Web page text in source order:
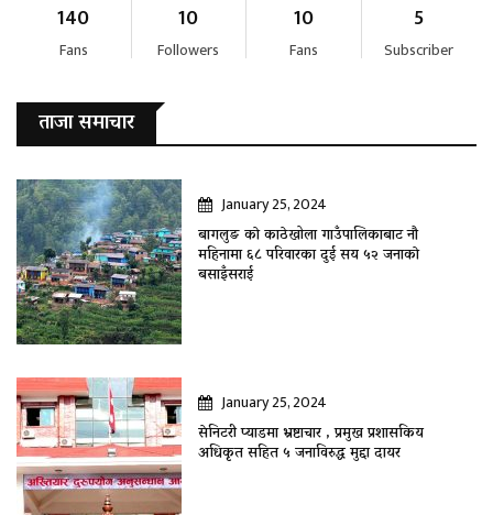
140
Fans
10
Followers
10
Fans
5
Subscriber
ताजा समाचार
January 25, 2024
बागलुङ काे काठेखोला गाउँपालिकाबाट नौ
महिनामा ६८ परिवारका दुई सय ५२ जनाकाे
बसाइँसराई
January 25, 2024
सेनिटरी प्याडमा भ्रष्टाचार , प्रमुख प्रशासकिय
अधिकृत सहित ५ जनाविरुद्ध मुद्दा दायर